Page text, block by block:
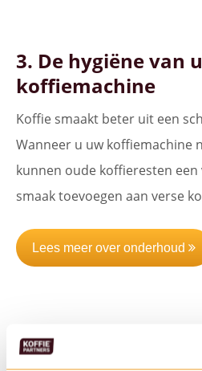
3. De hygiëne van
koffiemachine
Koffie smaakt beter uit een
Wanneer u uw koffiemachine
kunnen oude koffieresten
smaak toevoegen aan verse
Lees meer over onderhoud